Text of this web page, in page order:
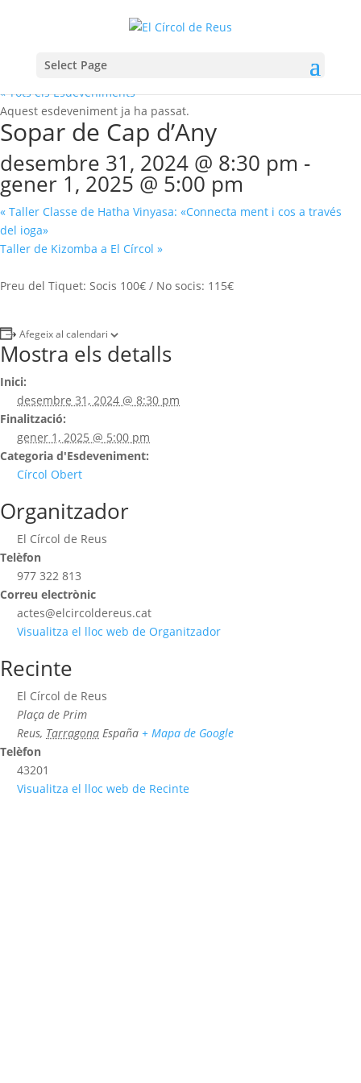
Select Page
« Tots els Esdeveniments
Aquest esdeveniment ja ha passat.
Sopar de Cap d’Any
desembre 31, 2024 @ 8:30 pm -
gener 1, 2025 @ 5:00 pm
« Taller Classe de Hatha Vinyasa: «Connecta ment i cos a través
del ioga»
Taller de Kizomba a El Círcol »
Preu del Tiquet: Socis 100€ / No socis: 115€
Afegeix al calendari
Mostra els detalls
Inici:
desembre 31, 2024 @ 8:30 pm
Finalització:
gener 1, 2025 @ 5:00 pm
Categoria d'Esdeveniment:
Círcol Obert
Organitzador
El Círcol de Reus
Telèfon
977 322 813
Correu electrònic
actes@elcircoldereus.cat
Visualitza el lloc web de Organitzador
Recinte
El Círcol de Reus
Plaça de Prim
Reus, Tarragona España + Mapa de Google
Telèfon
43201
Visualitza el lloc web de Recinte